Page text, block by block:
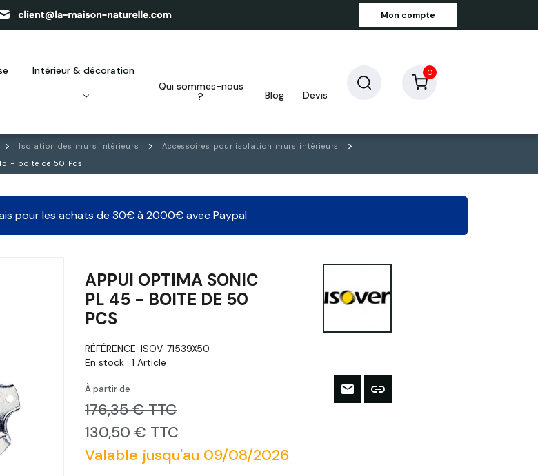
Mon compte
intérieur & décoration
qui sommes-nous
?
blog devis
0
Isolation des murs intérieurs
Accessoires pour isolation murs intérieurs
- boite de 50 Pcs
pour les achats de 30€ à 2000€ avec Paypal
APPUI OPTIMA SONIC
PL 45 - BOITE DE 50
PCS
RÉFÉRENCE: ISOV-71539X50
En stock : 1 Article
À partir de
176,35 € TTC
130,50 € TTC
Valable jusqu'au 09/08/2026